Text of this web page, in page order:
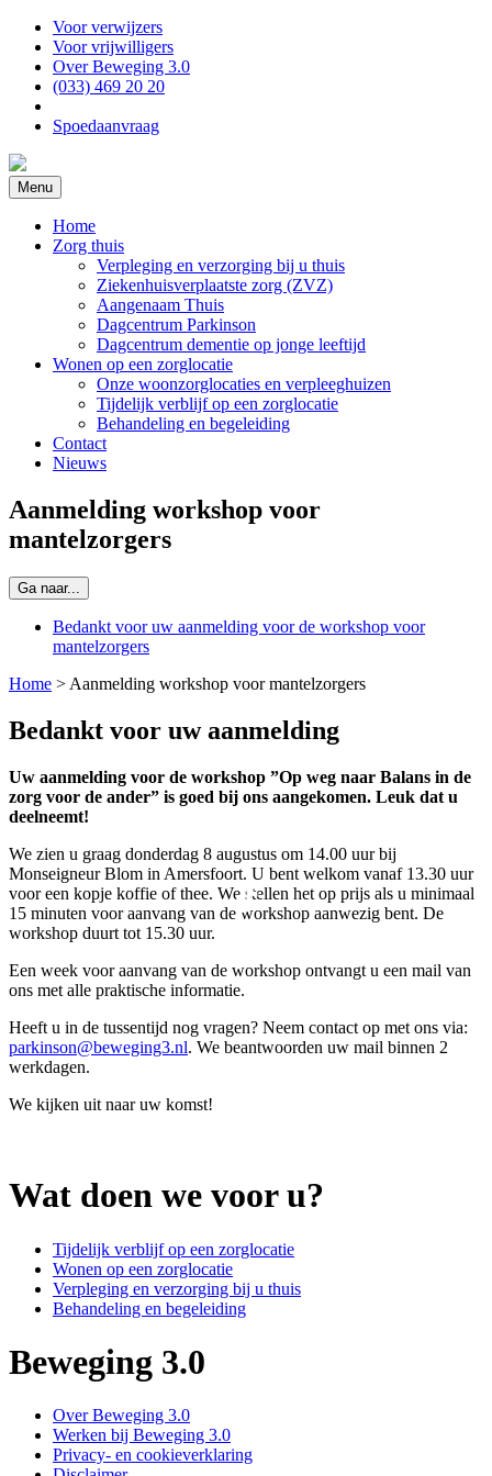
Voor verwijzers
Voor vrijwilligers
Over Beweging 3.0
(033) 469 20 20
Spoedaanvraag
Menu
Home
Zorg thuis
Verpleging en verzorging bij u thuis
Ziekenhuisverplaatste zorg (ZVZ)
Aangenaam Thuis
Dagcentrum Parkinson
Dagcentrum dementie op jonge leeftijd
Wonen op een zorglocatie
Onze woonzorglocaties en verpleeghuizen
Tijdelijk verblijf op een zorglocatie
Behandeling en begeleiding
Contact
Nieuws
Aanmelding workshop voor
mantelzorgers
Ga naar...
Bedankt voor uw aanmelding voor de workshop voor
mantelzorgers
Home > Aanmelding workshop voor mantelzorgers
Bedankt voor uw aanmelding
Uw aanmelding voor de workshop ”Op weg naar Balans in de
zorg voor de ander” is goed bij ons aangekomen. Leuk dat u
deelneemt!
We zien u graag donderdag 8 augustus om 14.00 uur bij
Monseigneur Blom in Amersfoort. U bent welkom vanaf 13.30 uur
voor een kopje koffie of thee. We stellen het op prijs als u minimaal
15 minuten voor aanvang van de workshop aanwezig bent. De
workshop duurt tot 15.30 uur.
Een week voor aanvang van de workshop ontvangt u een mail van
ons met alle praktische informatie.
Heeft u in de tussentijd nog vragen? Neem contact op met ons via:
parkinson@beweging3.nl. We beantwoorden uw mail binnen 2
werkdagen.
We kijken uit naar uw komst!
Wat doen we voor u?
Tijdelijk verblijf op een zorglocatie
Wonen op een zorglocatie
Verpleging en verzorging bij u thuis
Behandeling en begeleiding
Beweging 3.0
Over Beweging 3.0
Werken bij Beweging 3.0
Privacy- en cookieverklaring